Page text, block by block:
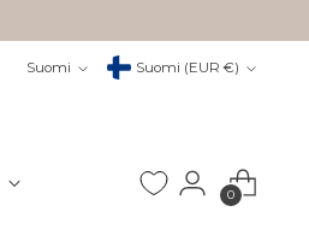
Suomi Valuutta Suomi (EUR €)
0